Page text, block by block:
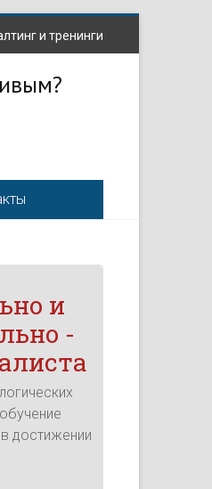
и тренинги
и
-
достижении